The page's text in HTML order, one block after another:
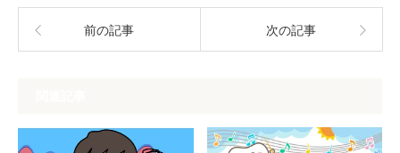
前の記事 次の記事